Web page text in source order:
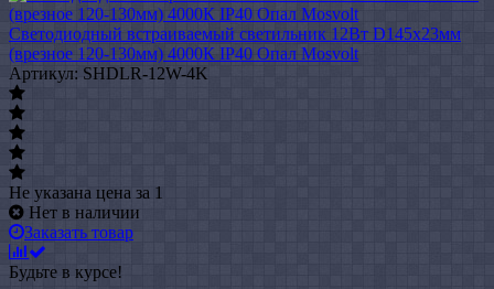
Светодиодный встраиваемый светильник 12Вт D145х23мм
(врезное 120-130мм) 4000К IP40 Опал Mosvolt
Артикул: SHDLR-12W-4K
Не указана цена за 1
Нет в наличии
Заказать товар
Будьте в курсе!